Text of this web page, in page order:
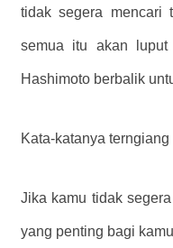
tidak segera mencari
semua itu akan luput
Hashimoto berbalik
Kata-katanya
Jika kamu tidak
yang penting bagi